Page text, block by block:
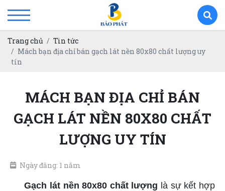
Trang chủ
Tin tức
Mách bạn địa chỉ bán gạch lát nền 80x80 chất lượng uy
tín
MÁCH BẠN ĐỊA CHỈ BÁN
GẠCH LÁT NỀN 80X80 CHẤT
LƯỢNG UY TÍN
Ngày đăng: 1 năm
Gạch lát nền 80x80 chất lượng là sự kết hợp